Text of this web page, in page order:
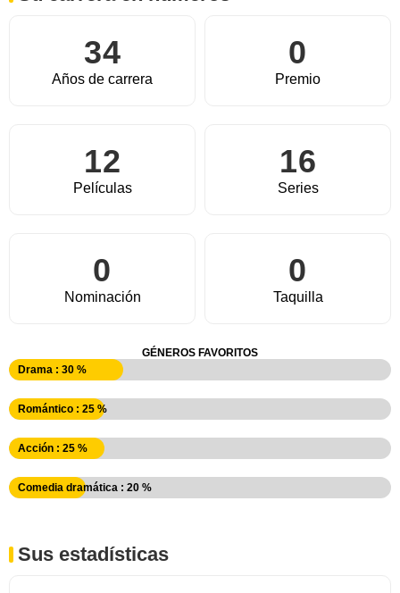
34
Años de carrera
0
Premio
12
Películas
16
Series
0
Nominación
0
Taquilla
GÉNEROS FAVORITOS
Drama : 30 %
Romántico : 25 %
Acción : 25 %
Comedia dramática : 20 %
Sus estadísticas